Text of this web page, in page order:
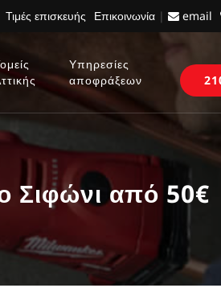
Τιμές επισκευής Επικοινωνία | email
Υπηρεσίες
αποφράξεων
Σιφώνι από 50€